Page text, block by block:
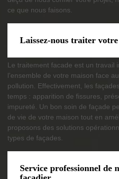
ce que nous faisons.
Laissez-nous traiter
Le traitement facade est un travail
l’ensemble de votre maison face
pollution. Effectivement, les
temps : apparition de fissures,
impureté. Un bon soin de façade
de vie de votre maison tout en
proposons des solutions
types de façades.
Service professionnel de